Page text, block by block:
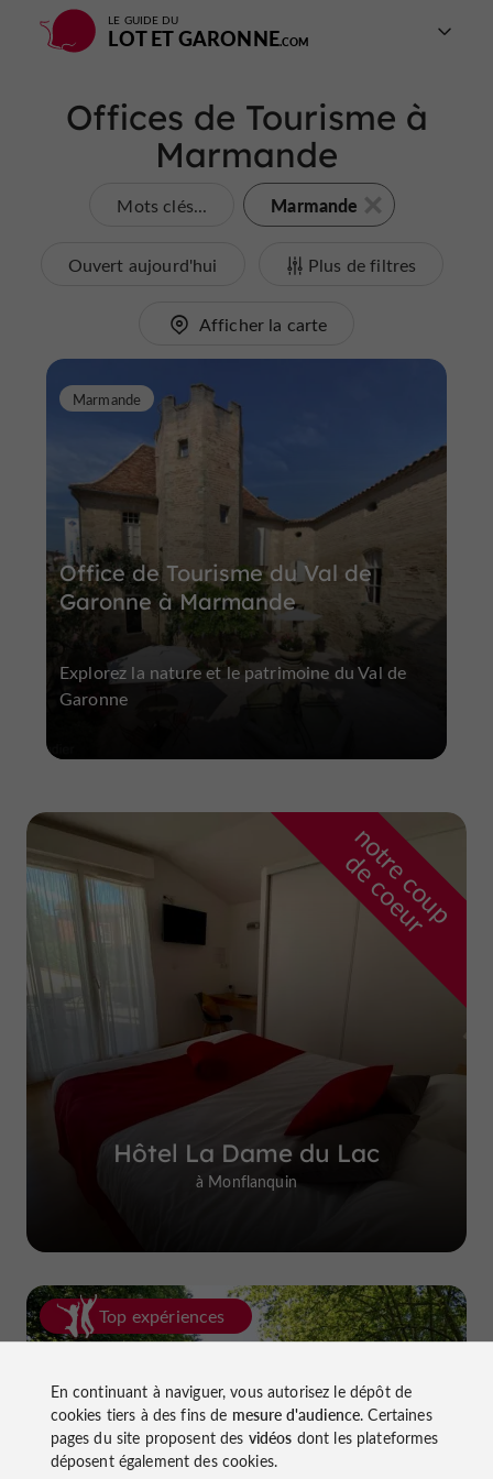
LE GUIDE DU
LOT ET GARONNE
Offices de Tourisme à
Marmande
Mots clés... Marmande
Ouvert aujourd'hui Plus de filtres
Afficher la carte
Office de Tourisme du Val de
Garonne à Marmande
Marmande
Explorez la nature et le patrimoine du Val de
Garonne
n
o
t
r
e
c
o
u
p
d
e
c
o
e
u
r
Hôtel La Dame du Lac
à Monflanquin
Top expériences
En continuant à naviguer, vous autorisez le dépôt de
cookies tiers à des fins de mesure d'audience. Certaines
pages du site proposent des vidéos dont les plateformes
déposent également des cookies.